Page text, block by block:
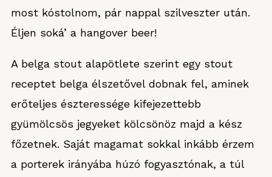
most kóstolnom, pár nappal szilveszter után.
Éljen soká’ a hangover beer!
A belga stout alapötlete szerint egy stout
receptet belga élszetővel dobnak fel, aminek
erőteljes észteressége kifejezettebb
gyümölcsös jegyeket kölcsönöz majd a kész
főzetnek. Saját magamat sokkal inkább érzem
a porterek irányába húzó fogyasztónak, a túl